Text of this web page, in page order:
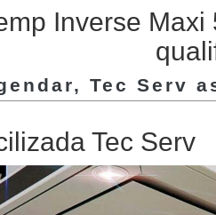
Inverse
Tec Serv
Tec Serv